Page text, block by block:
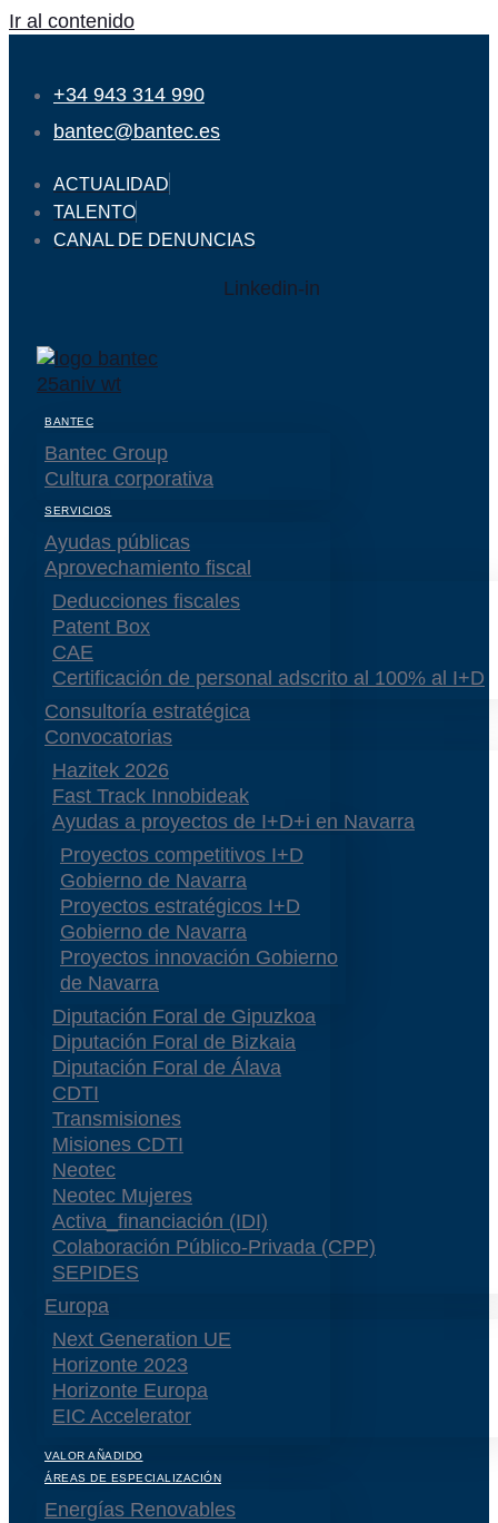
Ir al contenido
+34 943 314 990
bantec@bantec.es
ACTUALIDAD
TALENTO
CANAL DE DENUNCIAS
Linkedin-in
BANTEC
Bantec Group
Cultura corporativa
SERVICIOS
Ayudas públicas
Aprovechamiento fiscal
Deducciones fiscales
Patent Box
CAE
Certificación de personal adscrito al 100% al I+D
Consultoría estratégica
Convocatorias
Hazitek 2026
Fast Track Innobideak
Ayudas a proyectos de I+D+i en Navarra
Proyectos competitivos I+D
Gobierno de Navarra
Proyectos estratégicos I+D
Gobierno de Navarra
Proyectos innovación Gobierno
de Navarra
Diputación Foral de Gipuzkoa
Diputación Foral de Bizkaia
Diputación Foral de Álava
CDTI
Transmisiones
Misiones CDTI
Neotec
Neotec Mujeres
Activa_financiación (IDI)
Colaboración Público-Privada (CPP)
SEPIDES
Europa
Next Generation UE
Horizonte 2023
Horizonte Europa
EIC Accelerator
VALOR AÑADIDO
ÁREAS DE ESPECIALIZACIÓN
Energías Renovables